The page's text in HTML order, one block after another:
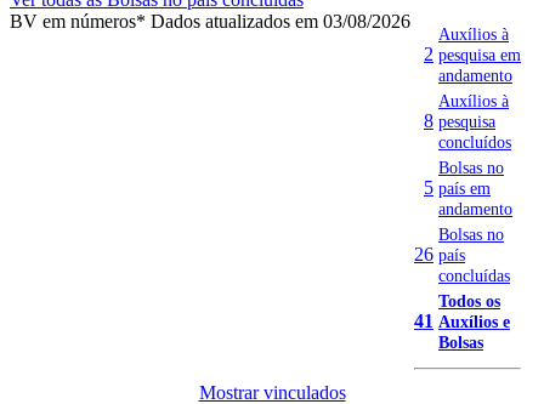
BV em números* Dados atualizados em 03/08/2026
2
Auxílios à
pesquisa em
andamento
8
Auxílios à
pesquisa
concluídos
5
Bolsas no
país em
andamento
26
Bolsas no
país
concluídas
41
Todos os
Auxílios e
Bolsas
Mostrar vinculados